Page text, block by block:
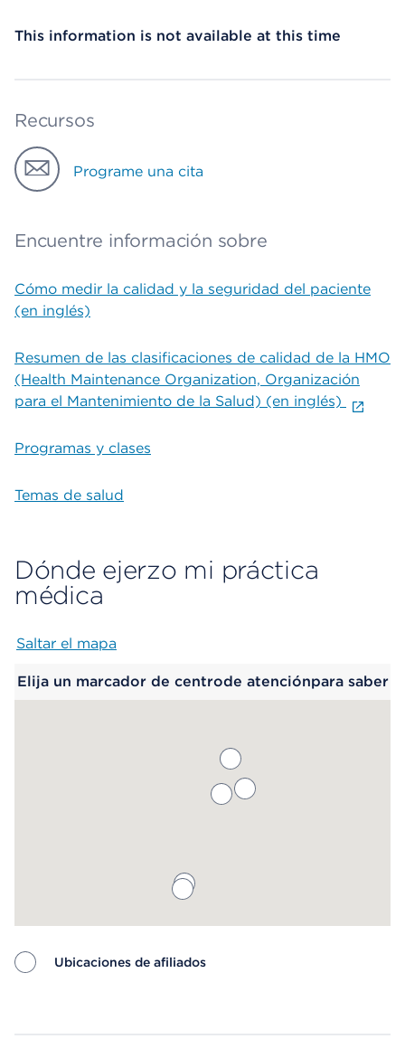
This information is not available at this time
Recursos
Programe una cita
Encuentre información sobre
Cómo medir la calidad y la seguridad del paciente
(en inglés)
Resumen de las clasificaciones de calidad de la HMO
(Health Maintenance Organization, Organización
para el Mantenimiento de la Salud) (en inglés)
Programas y clases
Temas de salud
Dónde ejerzo mi práctica
médica
Saltar el mapa
Elija un marcador de centrode atenciónpara saber
Ubicaciones de afiliados